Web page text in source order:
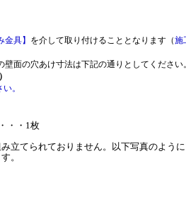
金具】 を介して取り付けることとなります（施
面の穴あけ寸法は下記の通りとしてください。
。
・・1枚
立てられておりません。以下写真のよう
。